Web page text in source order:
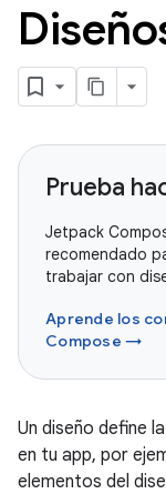
Prueba
Jetpack
recomendado
trabajar con
Aprende los
Compose →
Un diseño define
en tu app, por
elementos del